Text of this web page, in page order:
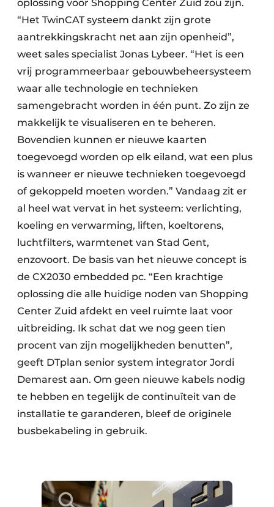
oplossing voor Shopping Center Zuid zou zijn.
“Het TwinCAT systeem dankt zijn grote
aantrekkingskracht net aan zijn openheid”,
weet sales specialist Jonas Lybeer. “Het is een
vrij programmeerbaar gebouwbeheersysteem
waar alle technologie en technieken
samengebracht worden in één punt. Zo zijn ze
makkelijk te visualiseren en te beheren.
Bovendien kunnen er nieuwe kaarten
toegevoegd worden op elk eiland, wat een plus
is wanneer er nieuwe technieken toegevoegd
of gekoppeld moeten worden.” Vandaag zit er
al heel wat vervat in het systeem: verlichting,
koeling en verwarming, liften, koeltorens,
luchtfilters, warmtenet van Stad Gent,
enzovoort. De basis van het nieuwe concept is
de CX2030 embedded pc. “Een krachtige
oplossing die alle huidige noden van Shopping
Center Zuid afdekt en veel ruimte laat voor
uitbreiding. Ik schat dat we nog geen tien
procent van zijn mogelijkheden benutten”,
geeft DTplan senior system integrator Jordi
Demarest aan. Om geen nieuwe kabels nodig
te hebben en tegelijk de continuïteit van de
installatie te garanderen, bleef de originele
busbekabeling in gebruik.